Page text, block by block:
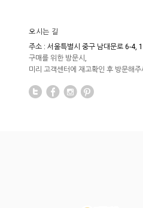
오시는 길
주소 : 서울특별시 중구 남대문로 6-4,
구매를 위한 방문시,
미리 고객센터에 재고확인 후 방문해주